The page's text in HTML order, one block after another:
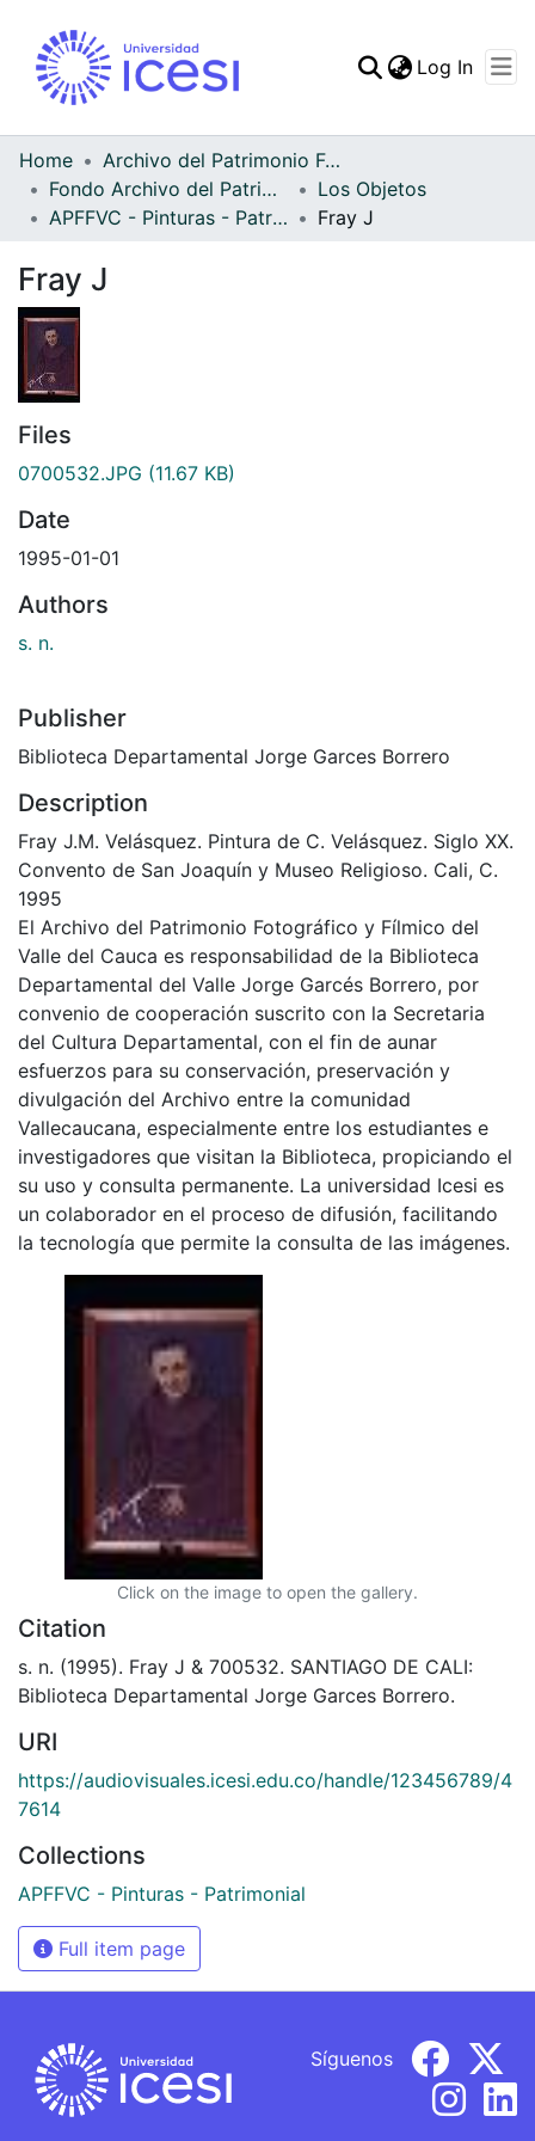
Statistics
Log In
Home
Archivo del Patrimonio Fotográfico y Fílmico del Valle del Cauca
Fondo Archivo del Patrimonio Fotográfico y Fílmico del Valle del Cauca
Los Objetos
APFFVC - Pinturas - Patrimonial
Fray J
Fray J
Files
0700532.JPG (11.67 KB)
Date
1995-01-01
Authors
s. n.
Publisher
Biblioteca Departamental Jorge Garces Borrero
Description
Fray J.M. Velásquez. Pintura de C. Velásquez. Siglo XX.
Convento de San Joaquín y Museo Religioso. Cali, C.
1995
El Archivo del Patrimonio Fotográfico y Fílmico del
Valle del Cauca es responsabilidad de la Biblioteca
Departamental del Valle Jorge Garcés Borrero, por
convenio de cooperación suscrito con la Secretaria
del Cultura Departamental, con el fin de aunar
esfuerzos para su conservación, preservación y
divulgación del Archivo entre la comunidad
Vallecaucana, especialmente entre los estudiantes e
investigadores que visitan la Biblioteca, propiciando el
su uso y consulta permanente. La universidad Icesi es
un colaborador en el proceso de difusión, facilitando
la tecnología que permite la consulta de las imágenes.
Click on the image to open the gallery.
Citation
s. n. (1995). Fray J & 700532. SANTIAGO DE CALI:
Biblioteca Departamental Jorge Garces Borrero.
URI
https://audiovisuales.icesi.edu.co/handle/123456789/4
7614
Collections
APFFVC - Pinturas - Patrimonial
Full item page
Síguenos